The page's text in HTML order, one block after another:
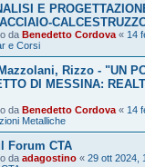
E
da Benedetto Cordova « 14
e Corsi
Rizzo - "UN
DI MESSINA:
da Benedetto Cordova « 14
Metalliche
Forum CTA
da adagostino « 29 ott 2024,